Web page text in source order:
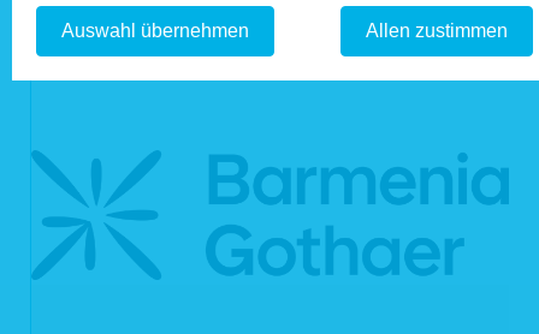
Telefon: 0 61 31 / 61 97 20
Telefax: 0 61 31 / 61 98 68
info@hausundgrund-rlp.de
während einer laufenden Verbindung zur Kommunikation zwischen Ihrem
Internetbrowser und unserem Webserver folgende Daten aufgezeichnet:
Datum und Uhrzeit des Zugriffs auf unsere Webseite
Name der auf unserer Webseite abgerufene Dateien
Verwendeter Internetbrowser und verwendetes Betriebssystem
Internetserviceprovider des Nutzers
Auswahl übernehmen Allen zustimmen